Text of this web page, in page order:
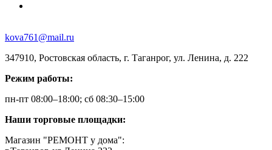
kova761@mail.ru
347910, Ростовская область, г. Таганрог, ул. Ленина, д. 222
Режим работы:
пн-пт 08:00–18:00; сб 08:30–15:00
Наши торговые площадки:
Магазин "РЕМОНТ у дома":